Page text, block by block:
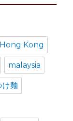
Hong Kong
malaysia
け麺